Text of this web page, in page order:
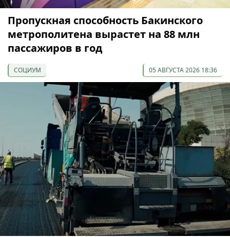
Пропускная способность Бакинского
метрополитена вырастет на 88 млн
пассажиров в год
СОЦИУМ 05 АВГУСТА 2026 18:36